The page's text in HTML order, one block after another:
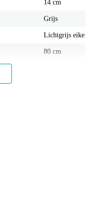
14 cm
Grijs
Lichtgrijs
80 cm